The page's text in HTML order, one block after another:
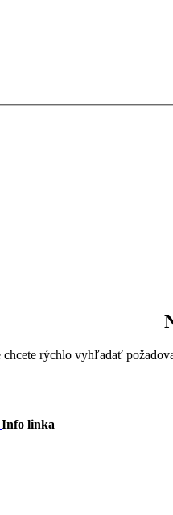
chcete rýchlo vyhľadať
Info linka